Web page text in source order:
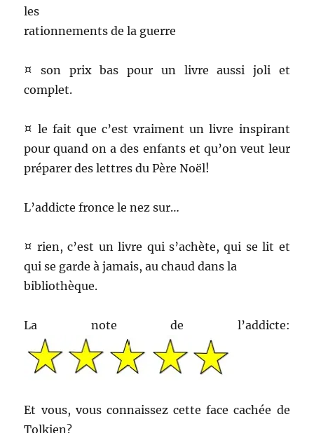
les
rationnements de la guerre
¤ son prix bas pour un livre aussi joli et
complet.
¤ le fait que c’est vraiment un livre inspirant
pour quand on a des enfants et qu’on veut leur
préparer des lettres du Père Noël!
L’addicte fronce le nez sur…
¤ rien, c’est un livre qui s’achète, qui se lit et
qui se garde à jamais, au chaud dans la
bibliothèque.
La note de l’addicte:
Et vous, vous connaissez cette face cachée de
Tolkien?